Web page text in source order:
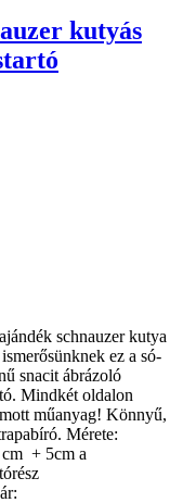
kutyás
schnauzer kutya
ez a só-
snacit ábrázoló
Mindkét oldalon
műanyag! Könnyű,
Mérete:
+ 5cm a